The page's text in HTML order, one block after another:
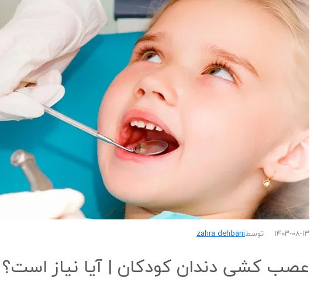
۱۴۰۳-۰۸-۱۳ توسطzahra dehbani
عصب کشی دندان کودکان | آیا نیاز است؟